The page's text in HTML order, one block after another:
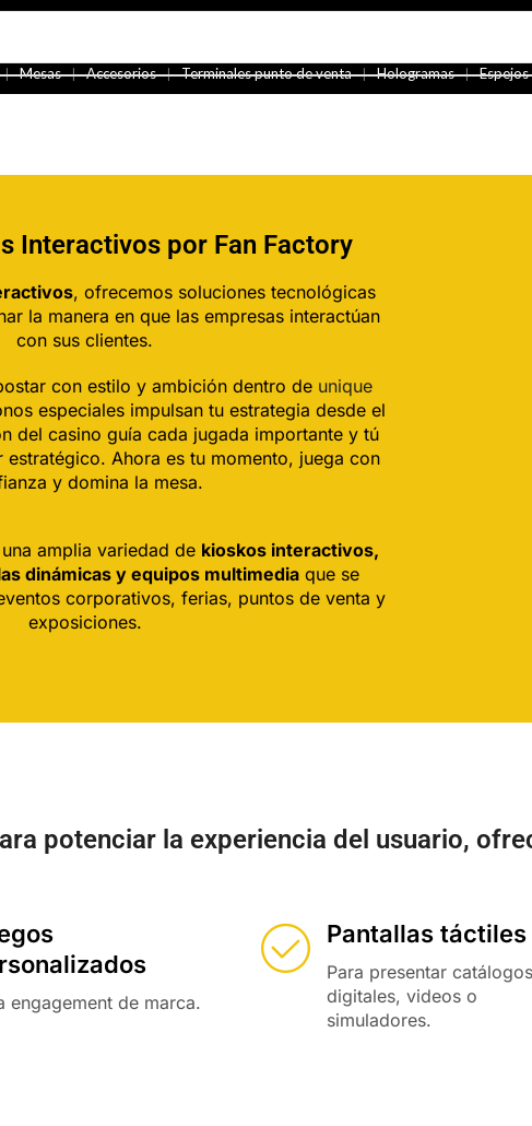
❘ Mesas ❘ Accesorios ❘ Terminales punto de venta ❘ Hologramas ❘ Espejos
Interactivos por Fan Factory
, ofrecemos soluciones tecnológicas
la manera en que las empresas interactúan
con sus clientes.
con estilo y ambición dentro de unique
especiales impulsan tu estrategia desde el
del casino guía cada jugada importante y tú
Ahora es tu momento, juega con
y domina la mesa.
amplia variedad de kioskos interactivos,
dinámicas y equipos multimediaque se
corporativos, ferias, puntos de venta y
exposiciones.
potenciar la experiencia del usuario,
engagement de marca.
Pantallas táctiles
Para presentar catálogos
digitales, videos o
simuladores.